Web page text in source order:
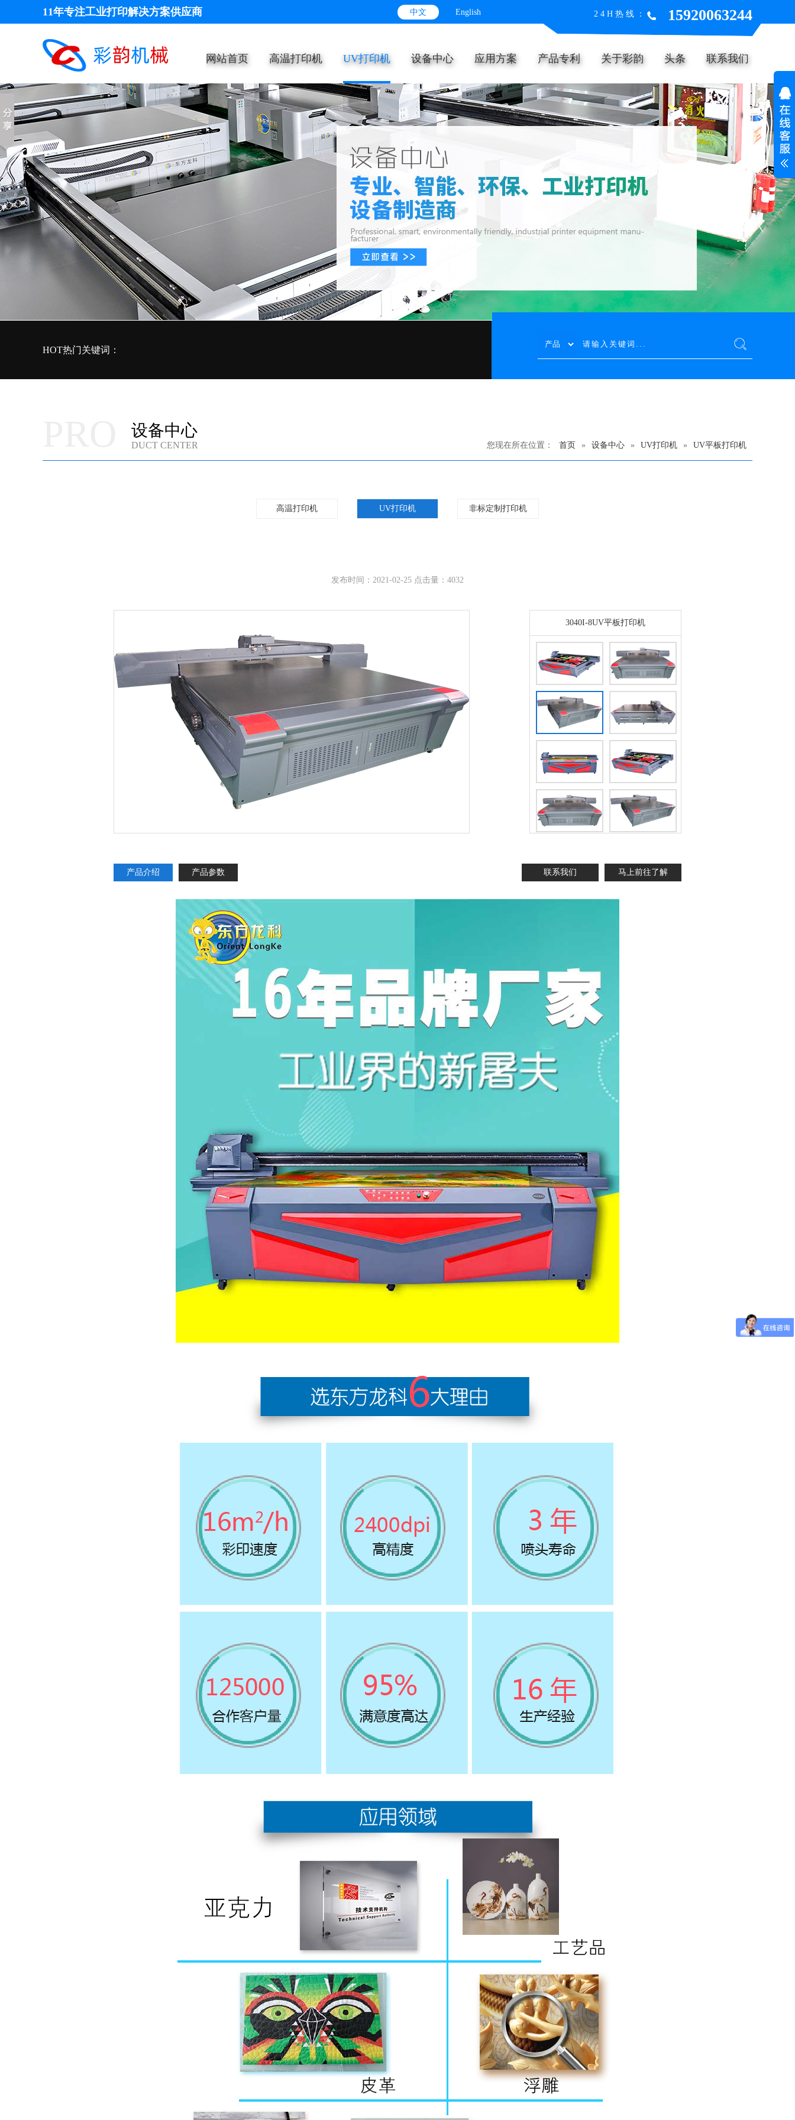
11年专注工业打印解决方案供应商 中文 English 24H热线： 15920063244
网站首页 高温打印机 UV打印机 设备中心 应用方案 产品专利 关于彩韵 头条 联系我们
HOT热门关键词：
设备中心
DUCT CENTER 您现在所在位置： 首页 » 设备中心 » UV打印机 » UV平板打印机
高温打印机 UV打印机 非标定制打印机
发布时间：2021-02-25 点击量：4032
3040I-8UV平板打印机
产品介绍 产品参数 联系我们 马上前往了解